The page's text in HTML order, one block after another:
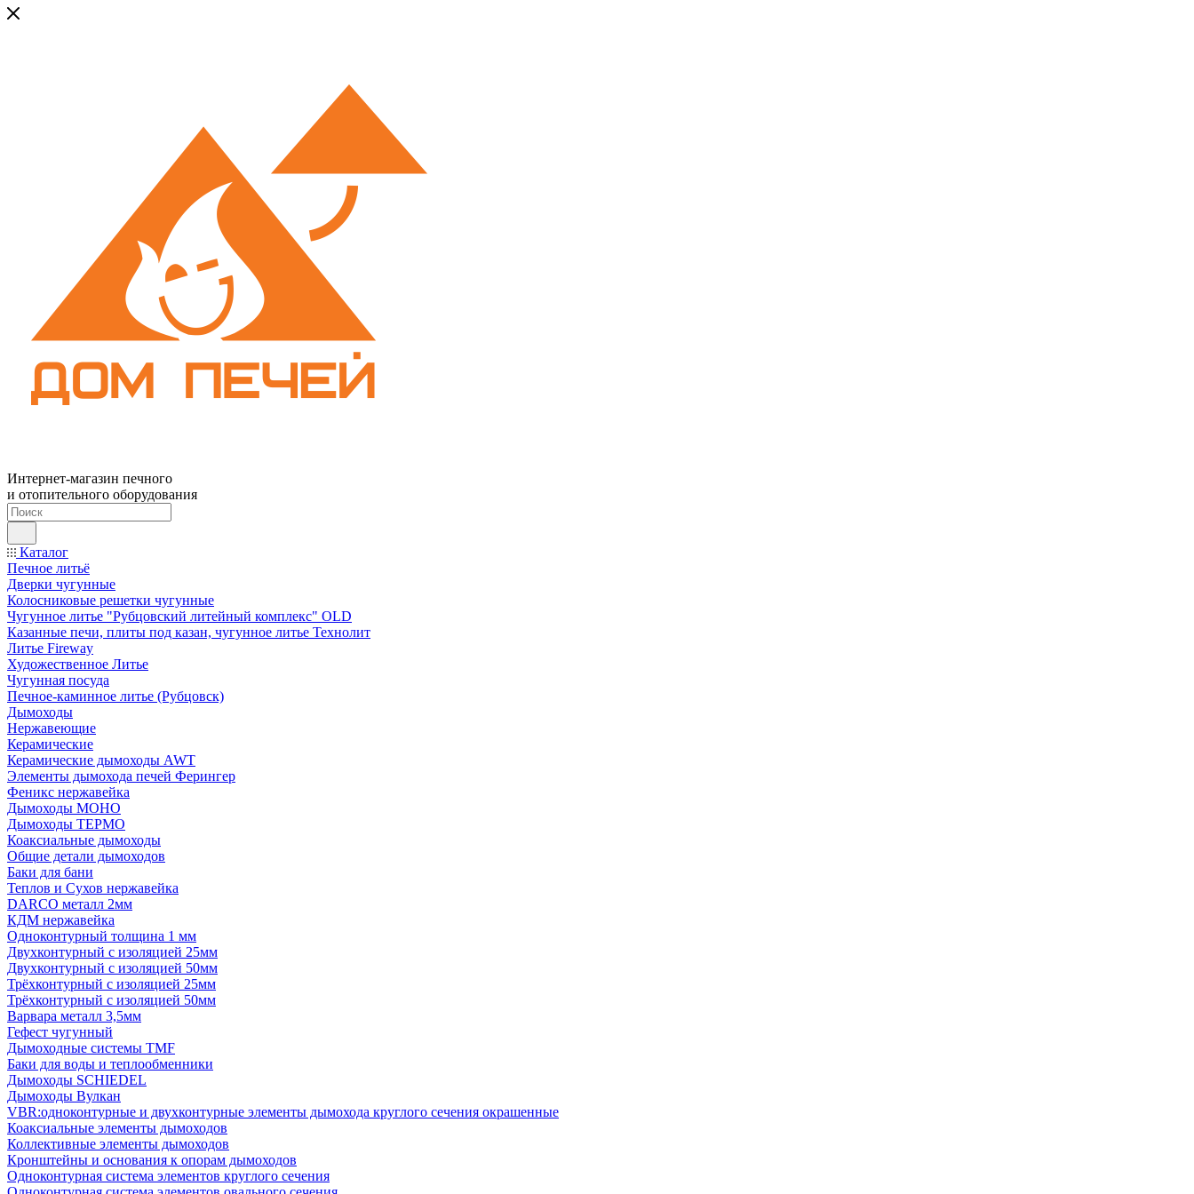
Интернет-магазин печного
и отопительного оборудования
Каталог
Печное литьё
Дверки чугунные
Колосниковые решетки чугунные
Чугунное литье "Рубцовский литейный комплекс" OLD
Казанные печи, плиты под казан, чугунное литье Технолит
Литье Fireway
Художественное Литье
Чугунная посуда
Печное-каминное литье (Рубцовск)
Дымоходы
Нержавеющие
Керамические
Керамические дымоходы AWT
Элементы дымохода печей Ферингер
Феникс нержавейка
Дымоходы МОНО
Дымоходы ТЕРМО
Коаксиальные дымоходы
Общие детали дымоходов
Баки для бани
Теплов и Сухов нержавейка
DARCO металл 2мм
КДМ нержавейка
Одноконтурный толщина 1 мм
Двухконтурный с изоляцией 25мм
Двухконтурный с изоляцией 50мм
Трёхконтурный с изоляцией 25мм
Трёхконтурный с изоляцией 50мм
Варвара металл 3,5мм
Гефест чугунный
Дымоходные системы TMF
Баки для воды и теплообменники
Дымоходы SCHIEDEL
Дымоходы Вулкан
VBR:одноконтурные и двухконтурные элементы дымохода круглого сечения окрашенные
Коаксиальные элементы дымоходов
Коллективные элементы дымоходов
Кронштейны и основания к опорам дымоходов
Одноконтурная система элементов круглого сечения